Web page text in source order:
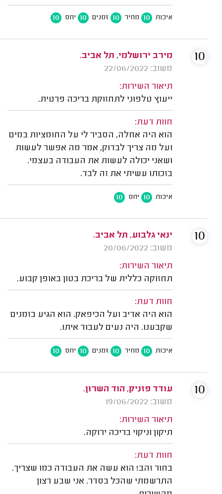
איכות 10 מחיר 10 זמנים 10 יחס 10
מירב ירושלמי, תל אביב.
משוב: 22/06/2022
תיאור השירות:
ייעוץ טלפוני לתחזוקת בריכה פרטית.
חוות דעת:
הוא היה אחלה, הסביר לי על החומציות במים
ועל מה צריך לבדוק, אמר מה אפשר לעשות
ושאני יכולה לעשות את העבודה בעצמי.
בזכותו עשיתי את זה לבד.
איכות 10 יחס 10
10
ינאי גלבוע, תל אביב.
משוב: 20/06/2022
תיאור השירות:
תחזוקה כללית של בריכת בטון באופן קבוע.
חוות דעת:
הוא היה אדיב ועל הכיפאק. הוא הגיע בזמנים
שקבענו. היה נעים לעבוד איתו.
איכות 10 מחיר 10 זמנים 10 יחס 10
10
עודד פזניק, הוד השרון.
משוב: 19/06/2022
תיאור השירות:
תיקון וניקוי בריכה ירוקה.
חוות דעת:
בחור זהב! הוא עשה את העבודה כמו שצריך.
התרשמתי שהכל בסדר. אני שבע רצון
10